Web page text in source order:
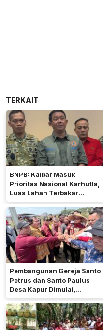
TERKAIT
BNPB: Kalbar Masuk
Prioritas Nasional Karhutla,
Luas Lahan Terbakar
Peringkat Keempat
Pembangunan Gereja Santo
Petrus dan Santo Paulus
Desa Kapur Dimulai,
Pemkab Kubu Raya Siapkan
Akses Jalan